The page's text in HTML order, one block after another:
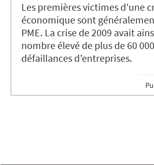
Les premières victimes d’une
économique sont
PME. La crise de 2009 avait
nombre élevé de plus de 60 000
défaillances d’entreprises.